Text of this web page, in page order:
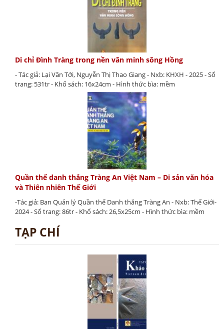
Di chỉ Đình Tràng trong nền văn minh sông Hồng
- Tác giả: Lại Văn Tới, Nguyễn Thị Thao Giang - Nxb: KHXH - 2025 - Số
trang: 531tr - Khổ sách: 16x24cm - Hình thức bìa: mềm
Quần thể danh thắng Tràng An Việt Nam – Di sản văn hóa
và Thiên nhiên Thế Giới
-Tác giả: Ban Quản lý Quần thể Danh thắng Tràng An - Nxb: Thế Giới-
2024 - Số trang: 86tr - Khổ sách: 26,5x25cm - Hình thức bìa: mềm
TẠP CHÍ